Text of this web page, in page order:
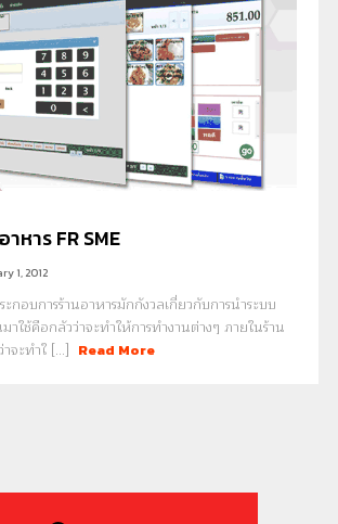
หาร FR SME
1, 2012
อบการร้านอาหารมักกังวลเกี่ยวกับการนำระบบ
าใช้คือกลัวว่าจะทำให้การทำงานต่างๆ ภายในร้าน
จะทำใ [...] Read More